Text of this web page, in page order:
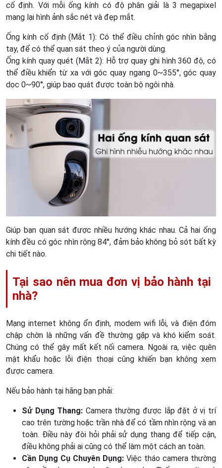
cố định. Với mỗi ống kính có độ phân giải là 3 megapixel
mang lại hình ảnh sắc nét và đẹp mắt.
Ống kính cố định (Mắt 1): Có thể điều chỉnh góc nhìn bằng
tay, để có thể quan sát theo ý của người dùng.
Ống kính quay quét (Mắt 2): Hỗ trợ quay ghi hình 360 độ, có
thể điều khiển từ xa với góc quay ngang 0~355°, góc quay
dọc 0~90°, giúp bao quát được toàn bộ ngôi nhà.
Giúp bạn quan sát được nhiều hướng khác nhau. Cả hai ống
kính đều có góc nhìn rộng 84°, đảm bảo không bỏ sót bất kỳ
chi tiết nào.
Tại sao nên mua đơn vị bảo hành tại
nhà?
Mạng internet không ổn định, modem wifi lỗi, và điện đóm
chập chờn là những vấn đề thường gặp và khó kiểm soát.
Chúng có thể gây mất kết nối camera. Ngoài ra, việc quên
mật khẩu hoặc lỗi điện thoại cũng khiến bạn không xem
được camera.
Nếu bảo hành tại hãng bạn phải:
Sử Dụng Thang: Camera thường được lắp đặt ở vị trí
cao trên tường hoặc trần nhà để có tầm nhìn rộng và an
toàn. Điều này đòi hỏi phải sử dụng thang để tiếp cận,
điều không phải ai cũng có thể làm một cách an toàn.
Cần Dụng Cụ Chuyên Dụng: Việc tháo camera thường